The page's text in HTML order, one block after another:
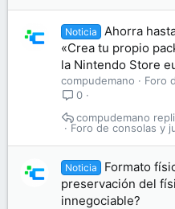
Noticia
Ahorra
«Crea tu propio
la Nintendo Store
compudemano
Foro
0
Foro de consolas y
compudemano
Noticia
Formato
preservación del
innegociable?